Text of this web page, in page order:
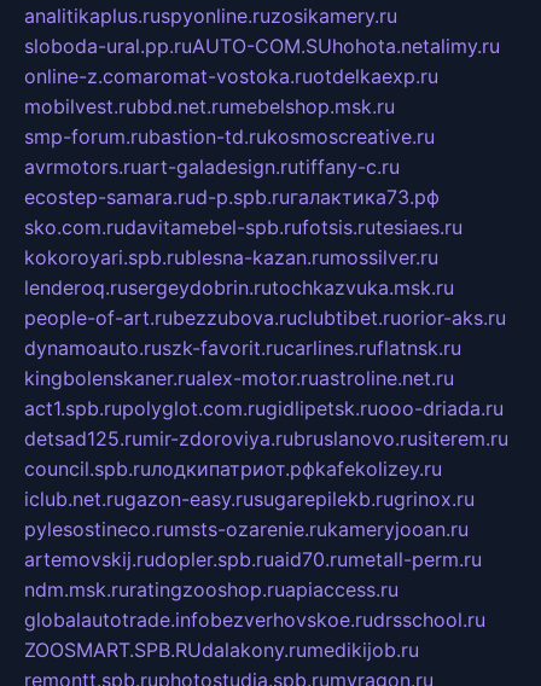
analitikaplus.ruspyonline.ruzosikamery.ru
sloboda-ural.pp.ruAUTO-COM.SUhohota.netalimy.ru
online-z.comaromat-vostoka.ruotdelkaexp.ru
mobilvest.rubbd.net.rumebelshop.msk.ru
smp-forum.rubastion-td.rukosmoscreative.ru
avrmotors.ruart-galadesign.rutiffany-c.ru
ecostep-samara.rud-p.spb.ruгалактика73.рф
sko.com.rudavitamebel-spb.rufotsis.rutesiaes.ru
kokoroyari.spb.rublesna-kazan.rumossilver.ru
lenderoq.rusergeydobrin.rutochkazvuka.msk.ru
people-of-art.rubezzubova.ruclubtibet.ruorior-aks.ru
dynamoauto.ruszk-favorit.rucarlines.ruflatnsk.ru
kingbolenskaner.rualex-motor.ruastroline.net.ru
act1.spb.rupolyglot.com.rugidlipetsk.ruooo-driada.ru
detsad125.rumir-zdoroviya.rubruslanovo.rusiterem.ru
council.spb.ruлодкипатриот.рфkafekolizey.ru
iclub.net.rugazon-easy.rusugarepilekb.rugrinox.ru
pylesostineco.rumsts-ozarenie.rukameryjooan.ru
artemovskij.rudopler.spb.ruaid70.rumetall-perm.ru
ndm.msk.ruratingzooshop.ruapiaccess.ru
globalautotrade.infobezverhovskoe.rudrsschool.ru
ZOOSMART.SPB.RUdalakony.rumedikijob.ru
remontt.spb.ruphotostudia.spb.rumyragon.ru